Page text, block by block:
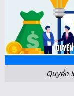
Quyền